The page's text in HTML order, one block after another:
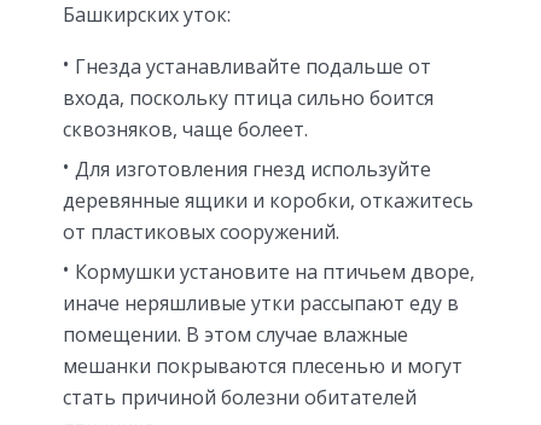
Башкирских уток:
Гнезда устанавливайте подальше от
входа, поскольку птица сильно боится
сквозняков, чаще болеет.
Для изготовления гнезд используйте
деревянные ящики и коробки, откажитесь
от пластиковых сооружений.
Кормушки установите на птичьем дворе,
иначе неряшливые утки рассыпают еду в
помещении. В этом случае влажные
мешанки покрываются плесенью и могут
стать причиной болезни обитателей